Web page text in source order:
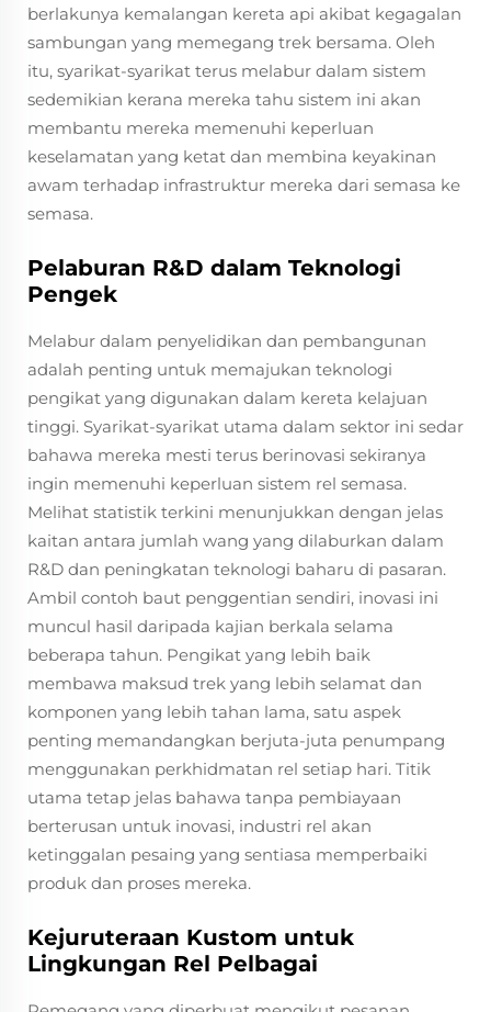
berlakunya kemalangan kereta api akibat kegagalan
sambungan yang memegang trek bersama. Oleh
itu, syarikat-syarikat terus melabur dalam sistem
sedemikian kerana mereka tahu sistem ini akan
membantu mereka memenuhi keperluan
keselamatan yang ketat dan membina keyakinan
awam terhadap infrastruktur mereka dari semasa ke
semasa.
Pelaburan R&D dalam Teknologi
Pengek
Melabur dalam penyelidikan dan pembangunan
adalah penting untuk memajukan teknologi
pengikat yang digunakan dalam kereta kelajuan
tinggi. Syarikat-syarikat utama dalam sektor ini sedar
bahawa mereka mesti terus berinovasi sekiranya
ingin memenuhi keperluan sistem rel semasa.
Melihat statistik terkini menunjukkan dengan jelas
kaitan antara jumlah wang yang dilaburkan dalam
R&D dan peningkatan teknologi baharu di pasaran.
Ambil contoh baut penggentian sendiri, inovasi ini
muncul hasil daripada kajian berkala selama
beberapa tahun. Pengikat yang lebih baik
membawa maksud trek yang lebih selamat dan
komponen yang lebih tahan lama, satu aspek
penting memandangkan berjuta-juta penumpang
menggunakan perkhidmatan rel setiap hari. Titik
utama tetap jelas bahawa tanpa pembiayaan
berterusan untuk inovasi, industri rel akan
ketinggalan pesaing yang sentiasa memperbaiki
produk dan proses mereka.
Kejuruteraan Kustom untuk
Lingkungan Rel Pelbagai